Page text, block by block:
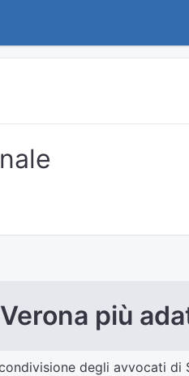
più
degli avvocati di